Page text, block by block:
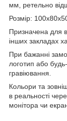
мм, ретельно
Розмір:
Призначена для
інших закладах
При бажанні
логотип або
гравіювання.
Кольори та
в реальності
монітора чи